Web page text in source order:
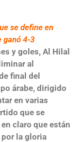
se define en
ganó 4-3
y goles, Al Hilal
al
final del
árabe, dirigido
en varias
que se
claro que están
por la gloria